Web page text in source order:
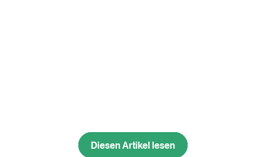
Diesen Artikel lesen
Diesen Artikel lesen